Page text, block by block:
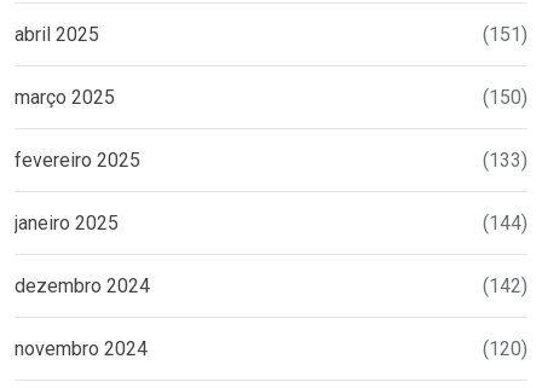
abril 2025 (151)
março 2025 (150)
fevereiro 2025 (133)
janeiro 2025 (144)
dezembro 2024 (142)
novembro 2024 (120)